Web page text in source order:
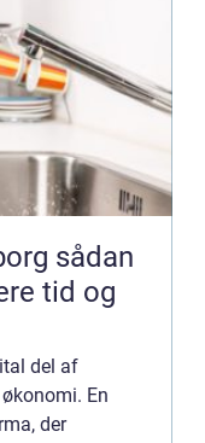
tid og
del af
En
der